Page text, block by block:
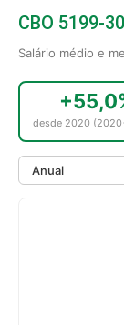
CBO 5199-30
Salário médio e
desde 2020